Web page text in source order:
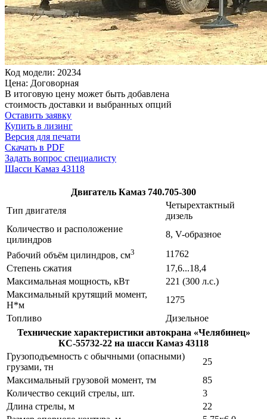
Код модели: 20234
Цена: Договорная
В итоговую цену может быть добавлена
стоимость доставки и выбранных опций
Оставить заявку
Купить в лизинг
Версия для печати
Скачать в PDF
Задать вопрос специалисту
Шасси Камаз 43118
Двигатель Камаз 740.705-300
Тип двигателя
Четырехтактный
дизель
Количество и расположение
цилиндров
8, V-образное
Рабочий объём цилиндров, см3
11762
Степень сжатия
17,6...18,4
Максимальная мощность, кВт
221 (300 л.с.)
Максимальный крутящий момент,
Н*м
1275
Топливо
Дизельное
Технические характеристики автокрана «Челябинец»
КС-55732-22 на шасси Камаз 43118
Грузоподъемность с обычными (опасными)
грузами, тн
25
Максимальный грузовой момент, тм
85
Количество секций стрелы, шт.
3
Длина стрелы, м
22